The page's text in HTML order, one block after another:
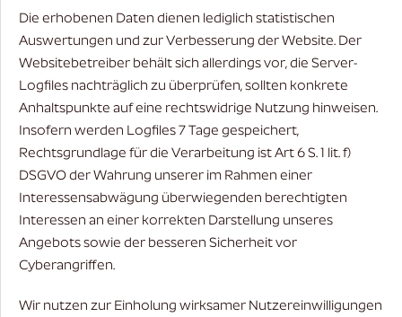
Die erhobenen Daten dienen lediglich statistischen
Auswertungen und zur Verbesserung der Website. Der
Websitebetreiber behält sich allerdings vor, die Server-
Logfiles nachträglich zu überprüfen, sollten konkrete
Anhaltspunkte auf eine rechtswidrige Nutzung hinweisen.
Insofern werden Logfiles 7 Tage gespeichert,
Rechtsgrundlage für die Verarbeitung ist Art 6 S. 1 lit. f)
DSGVO der Wahrung unserer im Rahmen einer
Interessensabwägung überwiegenden berechtigten
Interessen an einer korrekten Darstellung unseres
Angebots sowie der besseren Sicherheit vor
Cyberangriffen.
Wir nutzen zur Einholung wirksamer Nutzereinwilligungen